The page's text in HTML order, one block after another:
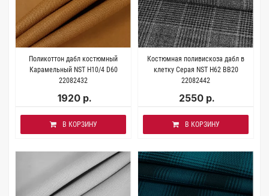
Поликоттон дабл костюмный
Карамельный NST H10/4 D60
22082432
1920 р.
В КОРЗИНУ
Костюмная поливискоза дабл в
клетку Серая NST H62 BB20
22082442
2550 р.
В КОРЗИНУ